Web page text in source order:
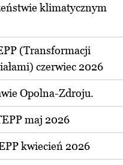
klimatycznym
(Transformacji
czerwiec 2026
Opolna-Zdroju.
maj 2026
kwiecień 2026